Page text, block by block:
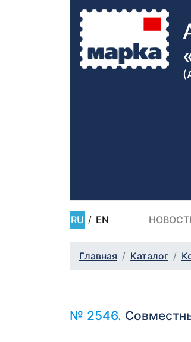
RU / EN
Главная Каталог
№ 2546.